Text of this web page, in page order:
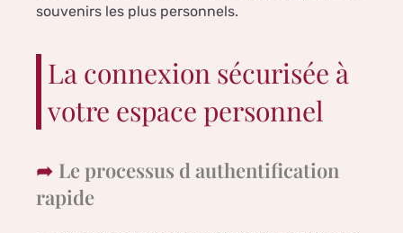
souvenirs les plus personnels.
La connexion sécurisée à
votre espace personnel
Le processus d authentification
rapide